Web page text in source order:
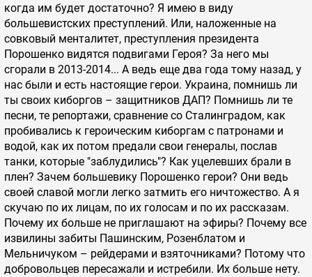
когда им будет достаточно? Я имею в виду
большевистских преступлений. Или, наложенные на
совковый менталитет, преступления президента
Порошенко видятся подвигами Героя? За него мы
сгорали в 2013-2014... А ведь еще два года тому назад, у
нас были и есть настоящие герои. Украина, помнишь ли
ты своих киборгов – защитников ДАП? Помнишь ли те
песни, те репортажи, сравнение со Сталинградом, как
пробивались к героическим киборгам с патронами и
водой, как их потом предали свои генералы, послав
танки, которые "заблудились"? Как уцелевших брали в
плен? Зачем большевику Порошенко герои? Они ведь
своей славой могли легко затмить его ничтожество. А я
скучаю по их лицам, по их голосам и по их рассказам.
Почему их больше не приглашают на эфиры? Почему все
извилины забиты Пашинским, Розенблатом и
Мельничуком – рейдерами и взяточниками? Потому что
добровольцев пересажали и истребили. Их больше нету.